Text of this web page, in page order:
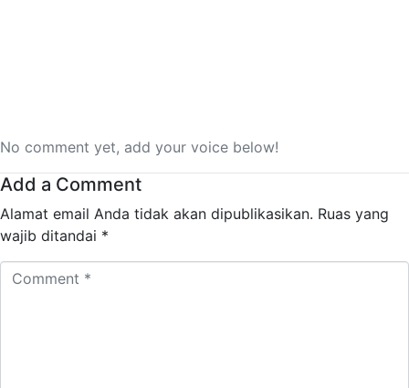
No comment yet, add your voice below!
Add a Comment
Alamat email Anda tidak akan dipublikasikan. Ruas yang
wajib ditandai *
Comment